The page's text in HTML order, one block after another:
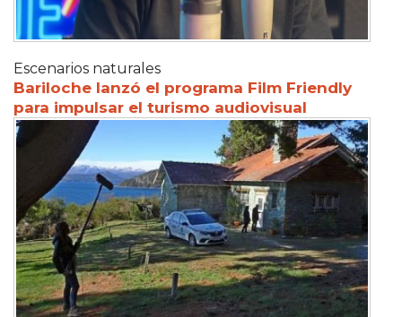
Escenarios naturales
Bariloche lanzó el programa Film Friendly
para impulsar el turismo audiovisual